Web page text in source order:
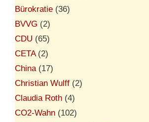
Bürokratie (36)
BVVG (2)
CDU (65)
CETA(2)
China(17)
Christian Wulff (2)
Claudia Roth (4)
CO2-Wahn (102)